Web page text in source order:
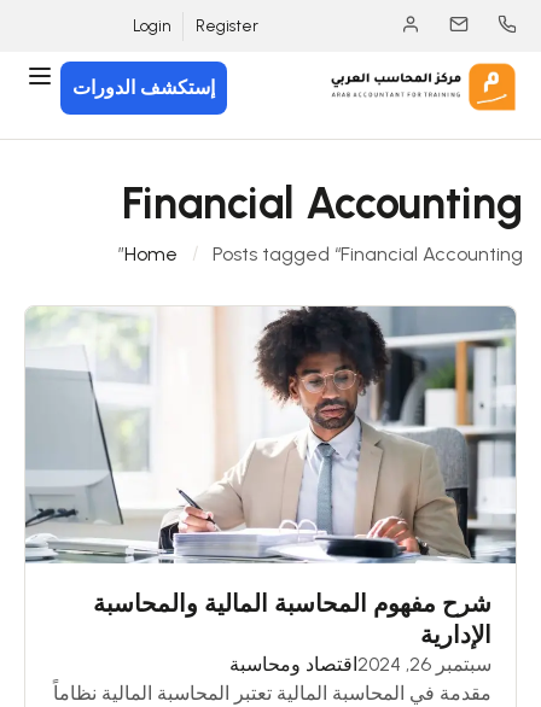
Register
Login
إستكشف الدورات
Financial Accounting
Home Posts tagged “Financial Accounting”
شرح مفهوم المحاسبة المالية والمحاسبة
الإدارية
سبتمبر 26, 2024
اقتصاد ومحاسبة
مقدمة في المحاسبة المالية تعتبر المحاسبة المالية نظاماً